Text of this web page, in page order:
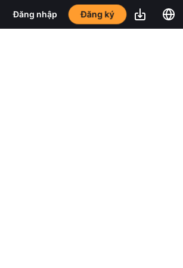
Đăng nhập Đăng ký